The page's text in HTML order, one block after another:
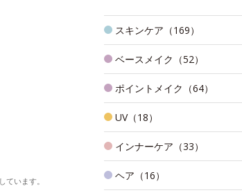
います。
スキンケア（169）
ベースメイク（52）
ポイントメイク（64）
UV（18）
インナーケア（33）
ヘア（16）